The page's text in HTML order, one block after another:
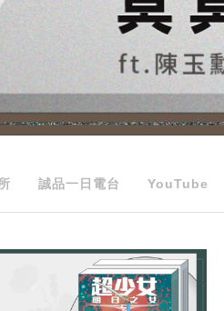
誠品一日電台 YouTube